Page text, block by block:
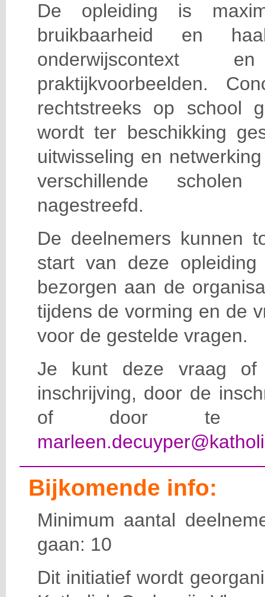
De opleiding is
bruikbaarheid en
praktijkvoorbeelden.
rechtstreeks op school
wordt ter beschikking
uitwisseling en
verschillende scholen
nagestreefd.
De deelnemers kunnen
start van deze
bezorgen aan de
tijdens de vorming en de
voor de gestelde vragen.
Je kunt deze vraag of
inschrijving, door de
of door te e-
Bijkomende info:
Minimum aantal
gaan: 10
Dit initiatief wordt